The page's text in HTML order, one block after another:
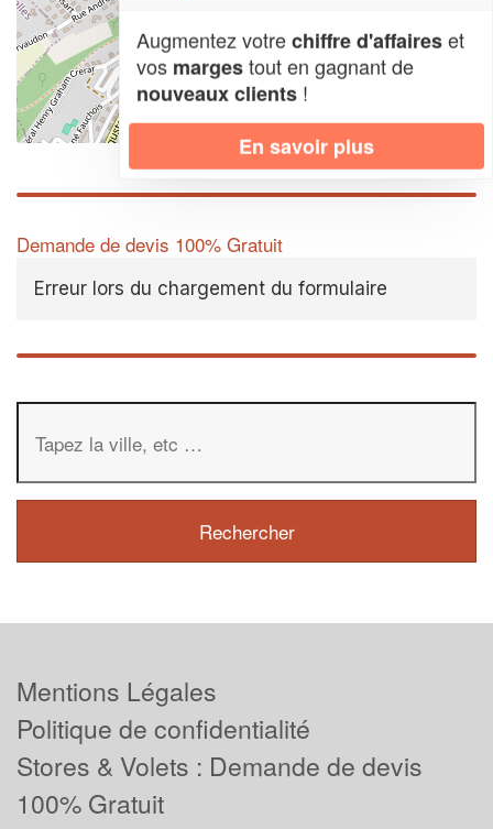
Demande de devis 100% Gratuit
Erreur lors du chargement du formulaire
Augmentez votrechiffre d'affaireset
vos margestout en gagnant de
nouveaux clients !
En savoir plus
Mentions Légales
Politique de confidentialité
Stores & Volets : Demande de devis
100% Gratuit